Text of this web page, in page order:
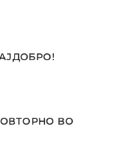
ВО